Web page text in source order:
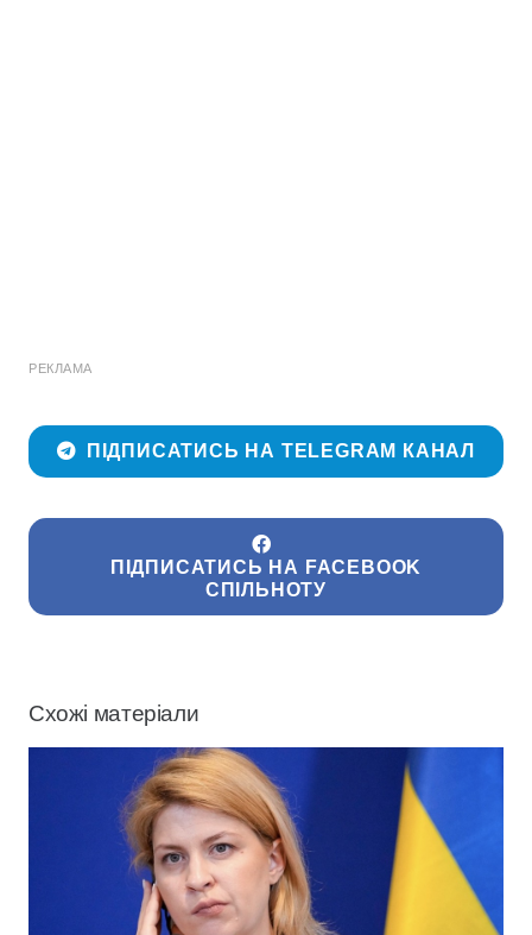
РЕКЛАМА
ПІДПИСАТИСЬ НА TELEGRAM КАНАЛ
ПІДПИСАТИСЬ НА FACEBOOK
СПІЛЬНОТУ
Схожі матеріали